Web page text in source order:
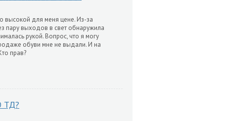
высокой для меня цене. Из-за
пару выходов в свет обнаружила
рукой. Вопрос, что я могу
обуви мне не выдали. И на
прав?